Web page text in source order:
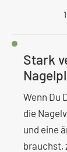
Stark
Wenn Du
die
und eine
brauchst,